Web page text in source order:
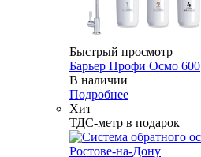
Быстрый просмотр
Барьер Профи Осмо 600
В наличии
Подробнее
Хит
ТДС-метр в подарок